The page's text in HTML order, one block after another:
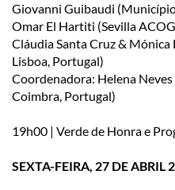
Giovanni Guibaudi
Omar El Hartiti (Sevilla
Cláudia Santa Cruz &
Lisboa, Portugal)
Coordenadora: Helena
Coimbra, Portugal)
19h00 | Verde de Honra e
SEXTA-FEIRA, 27 DE ABRIL